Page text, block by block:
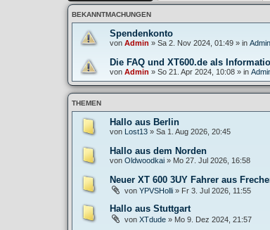
BEKANNTMACHUNGEN
Spendenkonto
von Admin » Sa 2. Nov 2024, 01:49 » in
Die FAQ und XT600.de als
von Admin » So 21. Apr 2024, 10:08 » in
THEMEN
Hallo aus Berlin
von Lost13 » Sa 1. Aug 2026, 20:45
Hallo aus dem Norden
von Oldwoodkai » Mo 27. Jul 2026, 16:58
Neuer XT 600 3UY Fahrer aus
von YPVSHolli » Fr 3. Jul 2026, 11:55
Hallo aus Stuttgart
von XTdude » Mo 9. Dez 2024, 21:57